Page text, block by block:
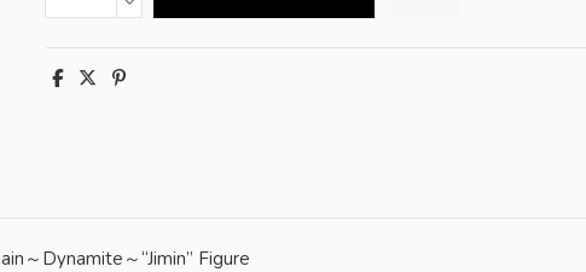
～Dynamite～“Jimin” Figure